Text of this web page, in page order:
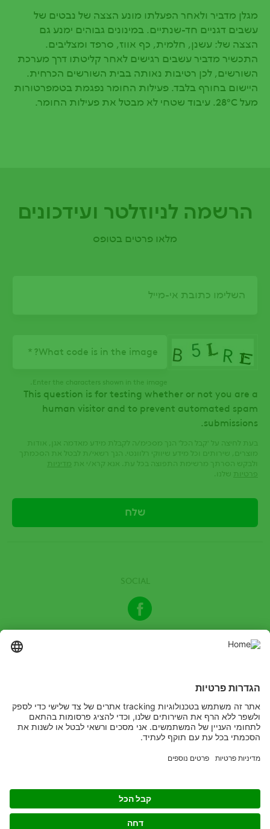
מגלן מדביר ולאחר הפעלתו מונע הצצה של נבטים של
עשבים דגניים חד-שנתיים. במינונים גבוהים ימנע גם
הצצה של: עשנן, חלמית, כף אווז, סרפד ומצליבים.
התכשיר מדביר עשבים רגישים לאחר קליטתו דרך מערכת
השורשים, לכן רטיבות נאותה בבית השורשים הכרחית.
היישום בחורף בלבד. פעילות החומר נפגמת בטמפרטורות
מעל 28°C. עיבוד שטחי לא מבטל את פעילות החומר.
הרשמה לניוזלטר ועידכונים
מלאו פרטים בטופס
What code is in the image?
Enter the characters shown in the image.
This question is for testing whether or not you are a
human visitor and to prevent automated spam
submissions.
בעת לחיצה על 'קבל הכל' הנך מסכימ/ה לקבלת מידע מאדמה אגן, אודות
מוצרים, שירותים וכל מידע שיווקי רלוונטי. הנך רשאי/ת לבטל את הסכמתך
ולבקש הסרתך מרשימת התפוצה בכל עת. אנא קרא/י את מדיניות
פרטיות שלנו.
SOCIAL
© 2024 כל הזכויות שמורות לחברת אדמה אגן בע"מ | קרא בעיון את
Legal
תנאי שימוש באתר אדמה
Copyright© ADAMA